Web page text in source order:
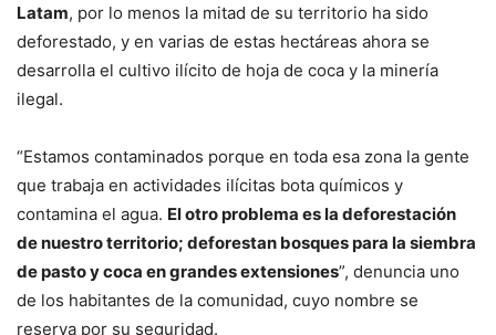
Latam, por lo menos la mitad de su territorio ha sido
deforestado, y en varias de estas hectáreas ahora se
desarrolla el cultivo ilícito de hoja de coca y la minería
ilegal.
“Estamos contaminados porque en toda esa zona la gente
que trabaja en actividades ilícitas bota químicos y
contamina el agua. El otro problema es la deforestación
de nuestro territorio; deforestan bosques para la siembra
de pasto y coca en grandes extensiones”, denuncia uno
de los habitantes de la comunidad, cuyo nombre se
reserva por su seguridad.